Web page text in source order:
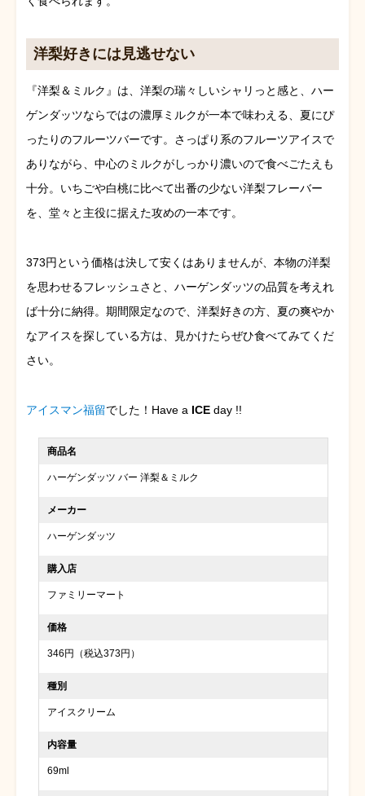
洋梨好きには見逃せない
『洋梨＆ミルク』は、洋梨の瑞々しいシャリっと感と、ハー
ゲンダッツならではの濃厚ミルクが一本で味わえる、夏にぴ
ったりのフルーツバーです。さっぱり系のフルーツアイスで
ありながら、中心のミルクがしっかり濃いので食べごたえも
十分。いちごや白桃に比べて出番の少ない洋梨フレーバー
を、堂々と主役に据えた攻めの一本です。
373円という価格は決して安くはありませんが、本物の洋梨
を思わせるフレッシュさと、ハーゲンダッツの品質を考えれ
ば十分に納得。期間限定なので、洋梨好きの方、夏の爽やか
なアイスを探している方は、見かけたらぜひ食べてみてくだ
さい。
アイスマン福留でした！Have a ICE day !!
商品名
ハーゲンダッツ バー 洋梨＆ミルク
メーカー
ハーゲンダッツ
購入店
ファミリーマート
価格
346円（税込373円）
種別
アイスクリーム
内容量
69ml